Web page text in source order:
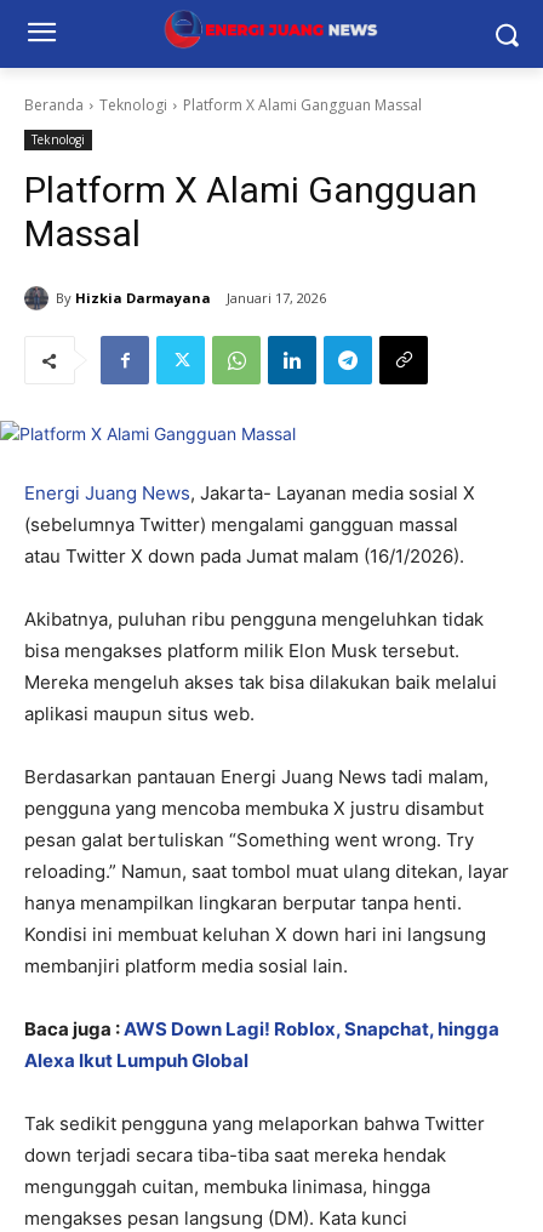
Beranda Teknologi Platform X Alami Gangguan Massal
Teknologi
Platform X Alami Gangguan
Massal
By Hizkia Darmayana Januari 17, 2026
Energi Juang News, Jakarta- Layanan media sosial X
(sebelumnya Twitter) mengalami gangguan massal
atau Twitter X down pada Jumat malam (16/1/2026).
Akibatnya, puluhan ribu pengguna mengeluhkan tidak
bisa mengakses platform milik Elon Musk tersebut.
Mereka mengeluh akses tak bisa dilakukan baik melalui
aplikasi maupun situs web.
Berdasarkan pantauan Energi Juang News tadi malam,
pengguna yang mencoba membuka X justru disambut
pesan galat bertuliskan “Something went wrong. Try
reloading.” Namun, saat tombol muat ulang ditekan, layar
hanya menampilkan lingkaran berputar tanpa henti.
Kondisi ini membuat keluhan X down hari ini langsung
membanjiri platform media sosial lain.
Baca juga :AWS Down Lagi! Roblox, Snapchat, hingga
Alexa Ikut Lumpuh Global
Tak sedikit pengguna yang melaporkan bahwa Twitter
down terjadi secara tiba-tiba saat mereka hendak
mengunggah cuitan, membuka linimasa, hingga
mengakses pesan langsung (DM). Kata kunci